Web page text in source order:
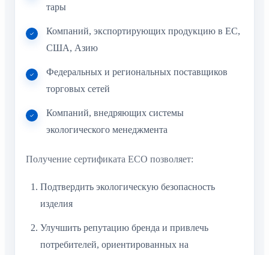
тары
Компаний, экспортирующих продукцию в ЕС,
США, Азию
Федеральных и региональных поставщиков
торговых сетей
Компаний, внедряющих системы
экологического менеджмента
Получение сертификата ECO позволяет:
Подтвердить экологическую безопасность
изделия
Улучшить репутацию бренда и привлечь
потребителей, ориентированных на